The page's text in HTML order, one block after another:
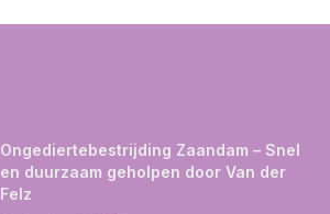
Ongediertebestrijding Zaandam – Snel
en duurzaam geholpen door Van der
Felz